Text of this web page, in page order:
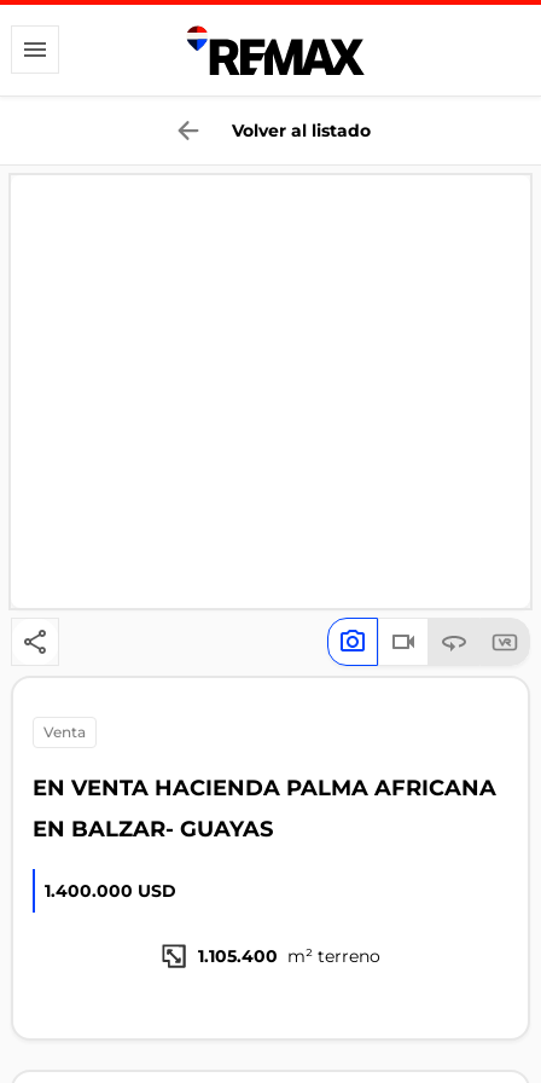
Volver al listado
venta
EN VENTA HACIENDA PALMA AFRICANA
EN BALZAR- GUAYAS
1.400.000 USD
1.105.400 m² terreno